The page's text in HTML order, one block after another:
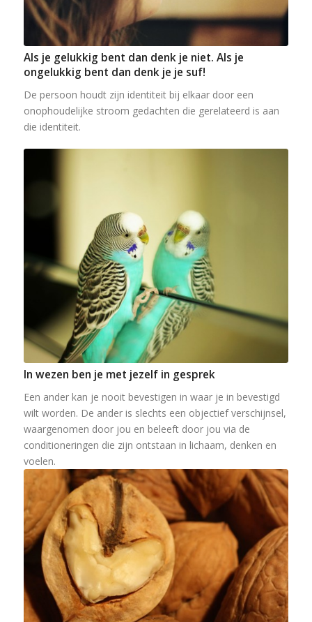
Als je gelukkig bent dan denk je niet. Als je
ongelukkig bent dan denk je je suf!
De persoon houdt zijn identiteit bij elkaar door een
onophoudelijke stroom gedachten die gerelateerd is aan
die identiteit.
In wezen ben je met jezelf in gesprek
Een ander kan je nooit bevestigen in waar je in bevestigd
wilt worden. De ander is slechts een objectief verschijnsel,
waargenomen door jou en beleeft door jou via de
conditioneringen die zijn ontstaan in lichaam, denken en
voelen.